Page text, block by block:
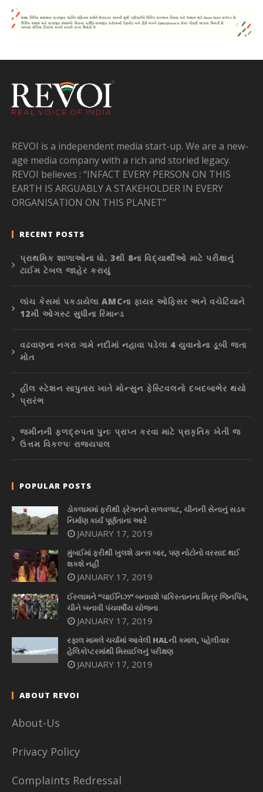
REVOI is a independent media start-up. We are a new-
age media company with a rich and storied legacy.
REVOI believes : “INFACT EVERY PERSON ON THIS
EARTH IS ARGUABLY A STAKEHOLDER IN EVERY
ORGANISATION ON THIS PLANET”
RECENT POSTS
પ્રાથમિક શાળાઓના ધો. 3થી 8ના વિદ્યાર્થીઓ માટે પરીક્ષાનું
ટાઈમ ટેબલ જાહેર કરાયું
લાંચ કેસમાં પકડાયેલા AMCના ફાયર ઓફિસર અને વચેટિયાને
12મી ઓગસ્ટ સુધીના રિમાન્ડ
વઢવાણના નગરા ગામે નદીમાં નહાવા પડેલા 4 યુવાનોના ડૂબી જતા
મોત
હીલ સ્ટેશન સાપુતારા ખાતે મોન્સુન ફેસ્ટિવલનો દબદબાભેર થયો
પ્રારંભ
જમીનની ફળદ્રુપતા પુનઃ પ્રાપ્ત કરવા માટે પ્રાકૃતિક ખેતી જ
ઉત્તમ વિકલ્પઃ રાજ્યપાલ
POPULAR POSTS
ડોકલામમાં ફરીથી ડ્રેગનનો સળવળાટ, ચીનની સેનાનું સડક
નિર્માણ કાર્ય પૂર્ણતાના આરે
JANUARY 17, 2019
મુંબઈમાં ફરીથી ખુલશે ડાન્સ બાર, પણ નોટોનો વરસાદ થઈ
શકશે નહીં
JANUARY 17, 2019
ઈસ્લામને “ચાઈનિઝ” બનાવશે પાકિસ્તાનના મિત્ર જિનપિંગ,
ચીને બનાવી પંચવર્ષીય યોજના
JANUARY 17, 2019
રફાલ મામલે ચર્ચામાં આવેલી HALની કમાલ, પહેલીવાર
હેલિકોપ્ટરમાંથી મિસાઈલનું પરીક્ષણ
JANUARY 17, 2019
ABOUT REVOI
About-Us
Privacy Policy
Complaints Redressal